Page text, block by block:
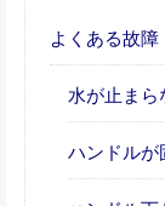
よくある故障
水が止まら
ハンドルが